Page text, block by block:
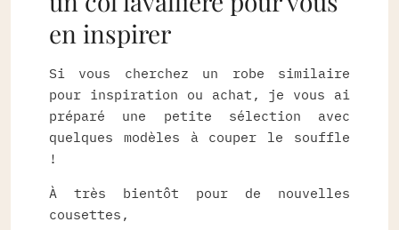
en inspirer
Si vous cherchez un robe similaire
pour inspiration ou achat, je vous ai
préparé une petite sélection avec
quelques modèles à couper le souffle
!
À très bientôt pour de nouvelles
cousettes,